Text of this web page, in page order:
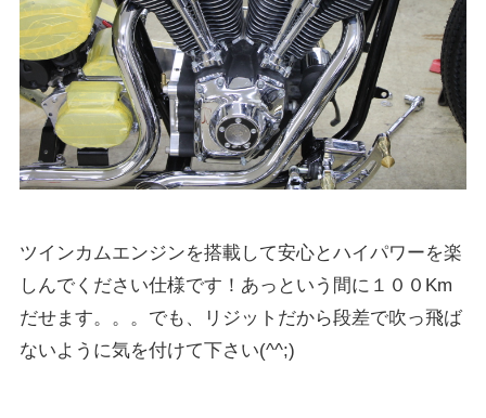
ツインカムエンジンを搭載して安心とハイパワーを楽
しんでください仕様です！あっという間に１００Km
だせます。。。でも、リジットだから段差で吹っ飛ば
ないように気を付けて下さい(^^;)